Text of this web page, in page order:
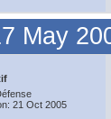
May
21 Oct 2005